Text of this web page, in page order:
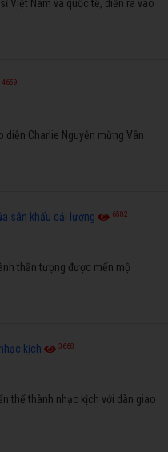
Việt Nam và quốc tế, diễn ra vào
4659
diễn Charlie Nguyễn mừng Vân
sân khấu cải lương 6582
thần tượng được mến mộ
kịch 3668
thể thành nhạc kịch với dàn giao